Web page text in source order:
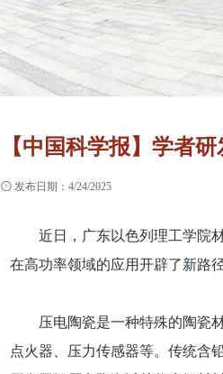
【中国科学报】学者
发布日期：4/24/2025
近日，广东以色列理工学院
在高功率领域的应用开辟了新路
压电陶瓷是一种特殊的陶瓷
点火器、压力传感器等。传统含